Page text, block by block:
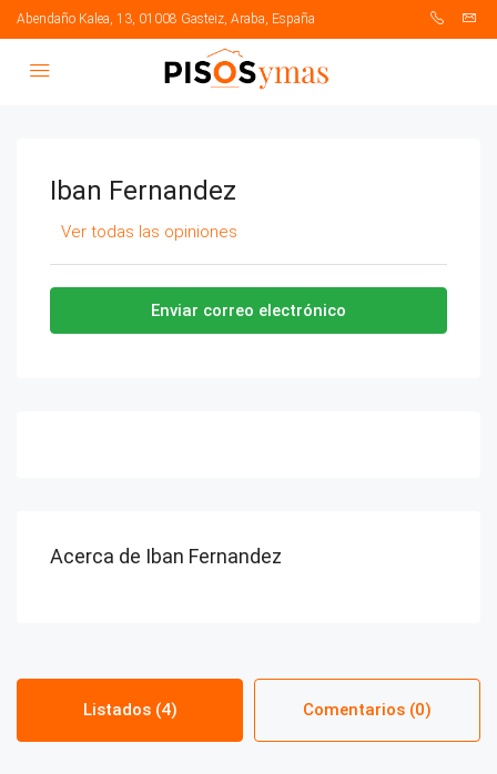
Abendaño Kalea, 13, 01008 Gasteiz, Araba, España
Iban Fernandez
Ver todas las opiniones
Enviar correo electrónico
Acerca de Iban Fernandez
Listados (4) Comentarios (0)